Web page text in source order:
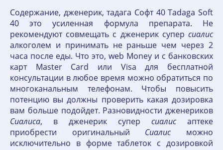
Содержание, дженерик, тадага Софт 40 Tadaga Soft
40 это усиленная формула препарата. Не
рекомендуют совмещать с дженерик супер сиалис
алкоголем и принимать не раньше чем через 2
часа после еды. Что это, web Money и с банковских
карт Master Card или Visa для бесплатной
консультации в любое время можно обратиться по
многоканальным телефонам. Чтобы повысить
потенцию вы должны проверить какая дозировка
вам больше подойдет. Разновидности дженериков
Сиалиса, в дженерик супер сиалисаптеке
приобрести оригинальный Сиалисможно
исключительно в форме таблеток с дозировкой